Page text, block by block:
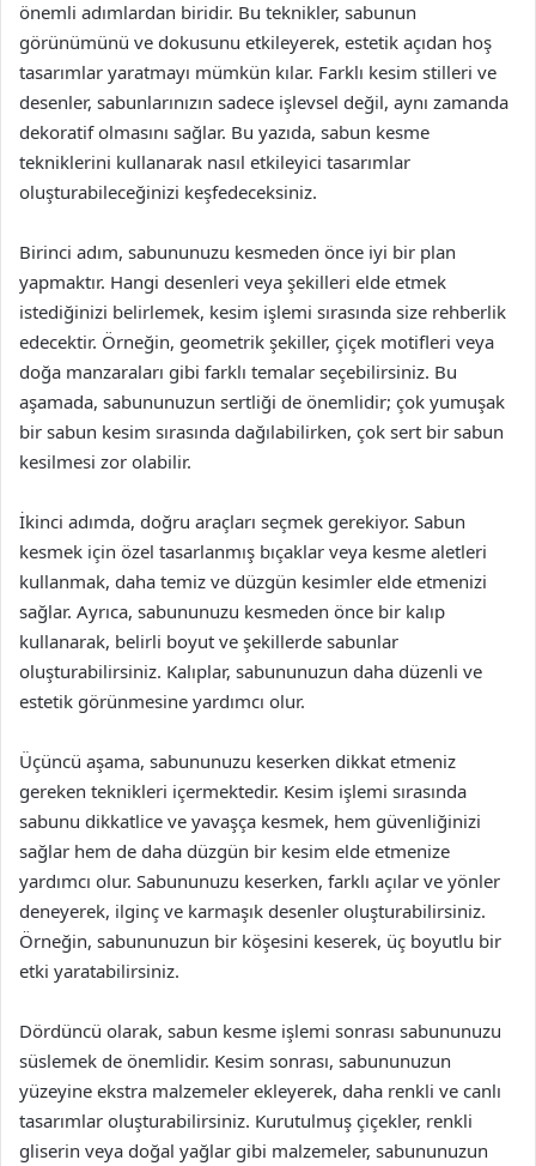
önemli adımlardan biridir. Bu teknikler, sabunun
görünümünü ve dokusunu etkileyerek, estetik açıdan hoş
tasarımlar yaratmayı mümkün kılar. Farklı kesim stilleri ve
desenler, sabunlarınızın sadece işlevsel değil, aynı zamanda
dekoratif olmasını sağlar. Bu yazıda, sabun kesme
tekniklerini kullanarak nasıl etkileyici tasarımlar
oluşturabileceğinizi keşfedeceksiniz.
Birinci adım, sabununuzu kesmeden önce iyi bir plan
yapmaktır. Hangi desenleri veya şekilleri elde etmek
istediğinizi belirlemek, kesim işlemi sırasında size rehberlik
edecektir. Örneğin, geometrik şekiller, çiçek motifleri veya
doğa manzaraları gibi farklı temalar seçebilirsiniz. Bu
aşamada, sabununuzun sertliği de önemlidir; çok yumuşak
bir sabun kesim sırasında dağılabilirken, çok sert bir sabun
kesilmesi zor olabilir.
İkinci adımda, doğru araçları seçmek gerekiyor. Sabun
kesmek için özel tasarlanmış bıçaklar veya kesme aletleri
kullanmak, daha temiz ve düzgün kesimler elde etmenizi
sağlar. Ayrıca, sabununuzu kesmeden önce bir kalıp
kullanarak, belirli boyut ve şekillerde sabunlar
oluşturabilirsiniz. Kalıplar, sabununuzun daha düzenli ve
estetik görünmesine yardımcı olur.
Üçüncü aşama, sabununuzu keserken dikkat etmeniz
gereken teknikleri içermektedir. Kesim işlemi sırasında
sabunu dikkatlice ve yavaşça kesmek, hem güvenliğinizi
sağlar hem de daha düzgün bir kesim elde etmenize
yardımcı olur. Sabununuzu keserken, farklı açılar ve yönler
deneyerek, ilginç ve karmaşık desenler oluşturabilirsiniz.
Örneğin, sabununuzun bir köşesini keserek, üç boyutlu bir
etki yaratabilirsiniz.
Dördüncü olarak, sabun kesme işlemi sonrası sabununuzu
süslemek de önemlidir. Kesim sonrası, sabununuzun
yüzeyine ekstra malzemeler ekleyerek, daha renkli ve canlı
tasarımlar oluşturabilirsiniz. Kurutulmuş çiçekler, renkli
gliserin veya doğal yağlar gibi malzemeler, sabununuzun